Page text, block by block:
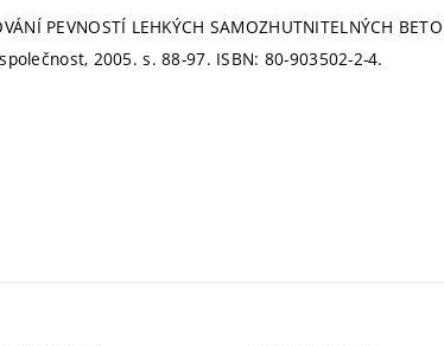
PEVNOSTÍ LEHKÝCH SAMOZHUTNITELNÝCH
2005.s. 88-97. ISBN: 80-903502-2-4.